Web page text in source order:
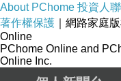
About PChome 投資人
著作權保護 ｜網路家庭
Online
PChome Online and
Online Inc.